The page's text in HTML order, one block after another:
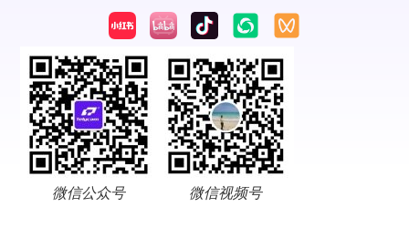
微信公众号 微信视频号